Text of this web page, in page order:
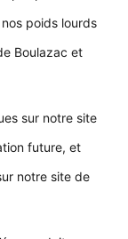
poids lourds
Boulazac et
sur notre site
future, et
notre site de